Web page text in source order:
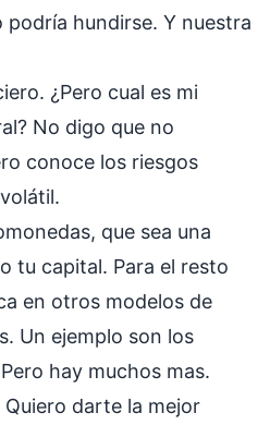
podría hundirse. Y nuestra
¿Pero cual es mi
No digo que no
conoce los riesgos
que sea una
tu capital. Para el resto
en otros modelos de
Un ejemplo son los
hay muchos mas.
darte la mejor